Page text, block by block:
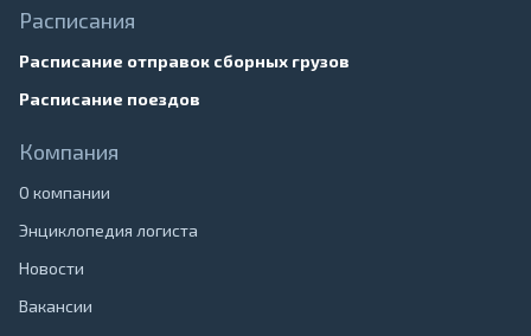
Расписания
Расписание отправок сборных грузов
Расписание поездов
Компания
О компании
Энциклопедия логиста
Новости
Вакансии